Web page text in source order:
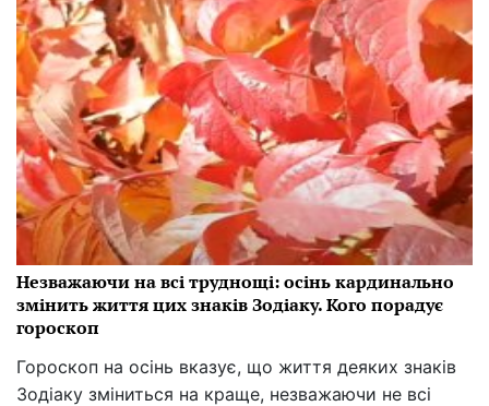
Незважаючи на всі труднощі: осінь кардинально
змінить життя цих знаків Зодіаку. Кого порадує
гороскоп
Гороскоп на осінь вказує, що життя деяких знаків
Зодіаку зміниться на краще, незважаючи не всі